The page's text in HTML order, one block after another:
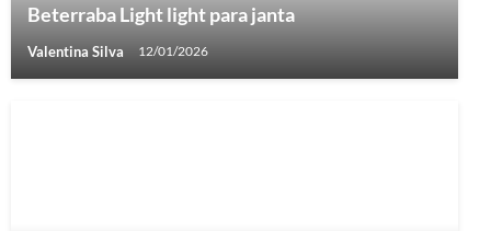
Beterraba Light light para janta
Valentina Silva 12/01/2026